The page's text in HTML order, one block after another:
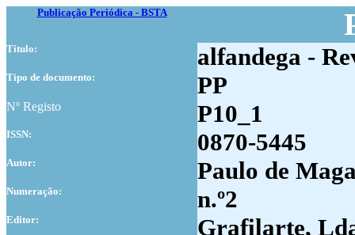
Publicação Periódica - BSTA
Titulo: alfandega -
Tipo de documento: PP
Nº Registo P10_1
ISSN: 0870-5445
Autor: Paulo de
Numeração: n.º2
Editor: Grafilarte,